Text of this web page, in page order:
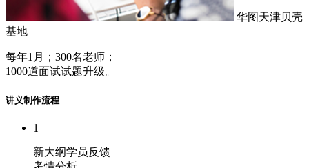
华图天津贝壳
基地
每年1月；300名老师；
1000道面试试题升级。
讲义制作流程
1
新大纲学员反馈